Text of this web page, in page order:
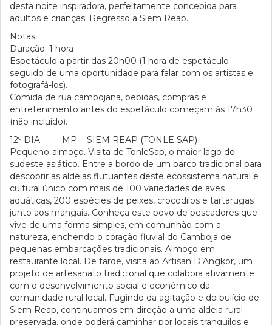
desta noite inspiradora, perfeitamente concebida para
adultos e crianças. Regresso a Siem Reap.
Notas:
Duração: 1 hora
Espetáculo a partir das 20h00 (1 hora de espetáculo
seguido de uma oportunidade para falar com os artistas e
fotografá-los).
Comida de rua cambojana, bebidas, compras e
entretenimento antes do espetáculo começam às 17h30
(não incluído).
12º DIA MP SIEM REAP (TONLE SAP)
Pequeno-almoço. Visita de TonleSap, o maior lago do
sudeste asiático. Entre a bordo de um barco tradicional para
descobrir as aldeias flutuantes deste ecossistema natural e
cultural único com mais de 100 variedades de aves
aquáticas, 200 espécies de peixes, crocodilos e tartarugas
junto aos mangais. Conheça este povo de pescadores que
vive de uma forma simples, em comunhão com a
natureza, enchendo o coração fluvial do Camboja de
pequenas embarcações tradicionais. Almoço em
restaurante local. De tarde, visita ao Artisan D’Angkor, um
projeto de artesanato tradicional que colabora ativamente
com o desenvolvimento social e económico da
comunidade rural local. Fugindo da agitação e do bulício de
Siem Reap, continuamos em direção a uma aldeia rural
preservada, onde poderá caminhar por locais tranquilos e